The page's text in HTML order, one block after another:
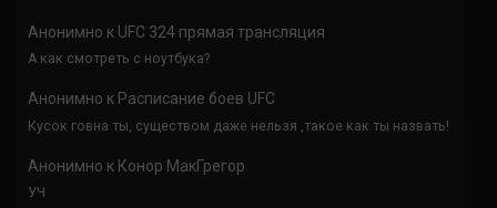
Анонимно к UFC 324 прямая трансляция
А как смотреть с ноутбука?
Анонимно к Расписание боев UFC
Кусок говна ты, существом даже нельзя ,такое как ты назвать!
Анонимно к Конор МакГрегор
УЧ